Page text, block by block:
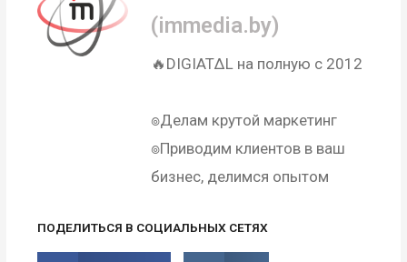
(immedia.by)
🔥DIGIAT∆L на полную с 2012
๏Делам крутой маркетинг⠀
๏Приводим клиентов в ваш
бизнес, делимся опытом
ПОДЕЛИТЬСЯ В СОЦИАЛЬНЫХ СЕТЯХ